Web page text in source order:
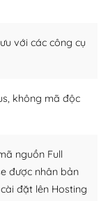
hỗ trợ
viên và những
và tìm
sẽ giúp bạn trả
với các công cụ
không mã độc
nguồn Full
được nhân bản
đặt lên Hosting